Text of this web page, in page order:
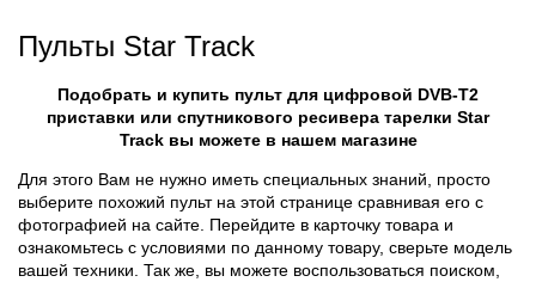
Пульты Star Track
Подобрать и купить пульт для цифровой DVB-T2
приставки или спутникового ресивера тарелки Star
Track вы можете в нашем магазине
Для этого Вам не нужно иметь специальных знаний, просто
выберите похожий пульт на этой странице сравнивая его с
фотографией на сайте. Перейдите в карточку товара и
ознакомьтесь с условиями по данному товару, сверьте модель
вашей техники. Так же, вы можете воспользоваться поиском,